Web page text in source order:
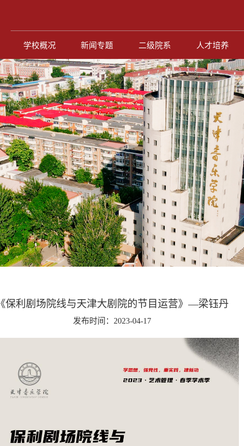
学校概况 新闻专题 二级院系 人才培养
《保利剧场院线与天津大剧院的节目运营》—梁钰丹
发布时间：2023-04-17